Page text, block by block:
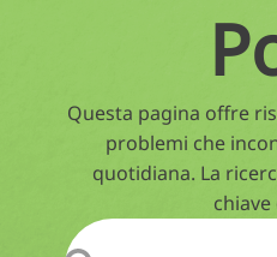
Questa pagina offre
problemi che
quotidiana. La